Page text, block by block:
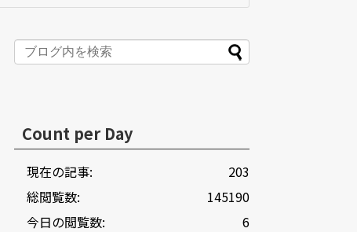
Count per Day
203
現在の記事:
145190
総閲覧数:
6
今日の閲覧数: